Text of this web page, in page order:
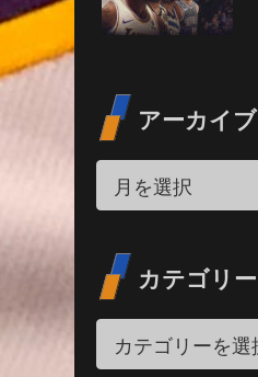
アーカイブ
カテゴリー